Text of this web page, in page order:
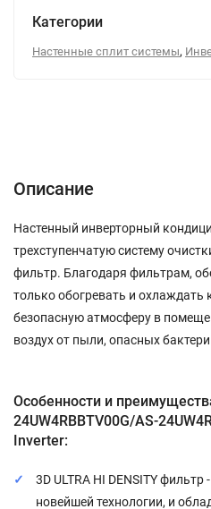
Категории
Настенные сплит системы,
Описание
Настенный инверторный
трехступенчатую систему
фильтр. Благодаря фильтрам,
только обогревать и охлаждать
безопасную атмосферу в
воздух от пыли, опасных
Особенности и
24UW4RBBTV00G/AS-
Inverter:
3D ULTRA HI DENSITY
новейшей технологии, и